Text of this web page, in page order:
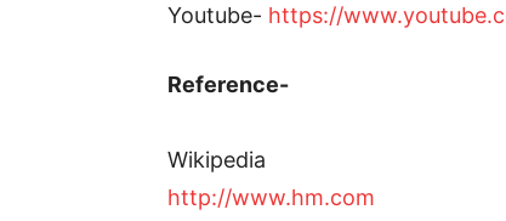
Youtube- https://
Reference-
Wikipedia
http://www.hm.com